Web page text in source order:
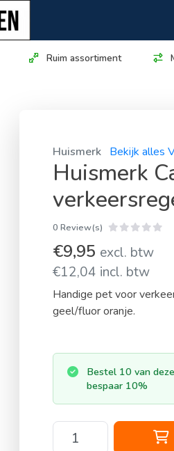
Ruim assortiment
Huismerk Bekijk alles
Huismerk
0 Review(s)
€9,95 excl. btw
€12,04 incl. btw
Handige pet voor
geel/fluor oranje.
Bestel 10 van
bespaar 10%